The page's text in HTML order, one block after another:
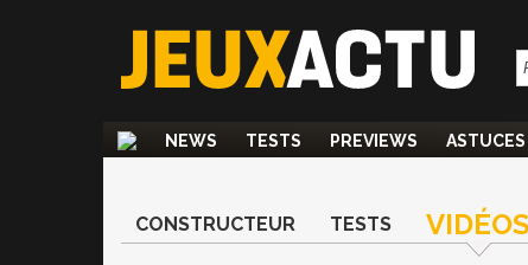
NEWS TESTS PREVIEWS ASTUCES
CONSTRUCTEUR TESTS VIDÉOS